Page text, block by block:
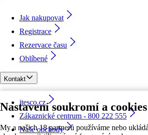
Nastavení soukromí a cookies
My a našich 18 partnerů používáme nebo
Jak nakupovat
Registrace
Rezervace času
Oblíbené
Kontakt
itesco.cz
Zákaznické centrum - 800 222 555
Naše obchody